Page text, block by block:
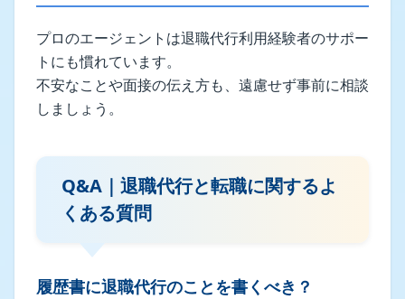
プロのエージェントは退職代行利用経験者のサポー
トにも慣れています。
不安なことや面接の伝え方も、遠慮せず事前に相談
しましょう。
Q&A｜退職代行と転職に関するよ
くある質問
履歴書に退職代行のことを書くべき？